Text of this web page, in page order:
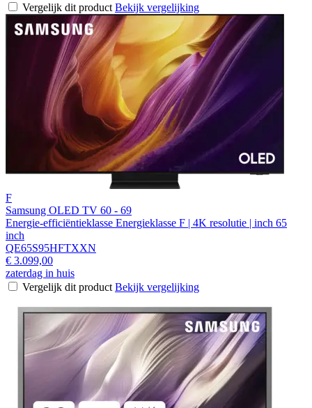
Vergelijk dit product Bekijk vergelijking
F
Samsung OLED TV 60 - 69
Energie-efficiëntieklasse Energieklasse F | 4K resolutie | inch 65
inch
QE65S95HFTXXN
€ 3.099,00
zaterdag in huis
Vergelijk dit product Bekijk vergelijking